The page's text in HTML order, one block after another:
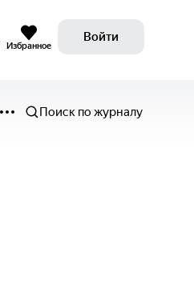
Избранное
Войти
Поиск по журналу